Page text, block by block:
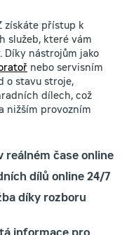
získáte přístup k
služeb, které vám
Díky nástrojům jako
nebo servisním
o stavu stroje,
dílech, což
nižším provozním
reálném čase online
dílů online 24/7
díky rozboru